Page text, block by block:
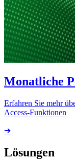
Monatliche
Erfahren Sie mehr
Access-Funktionen
➔
Lösungen